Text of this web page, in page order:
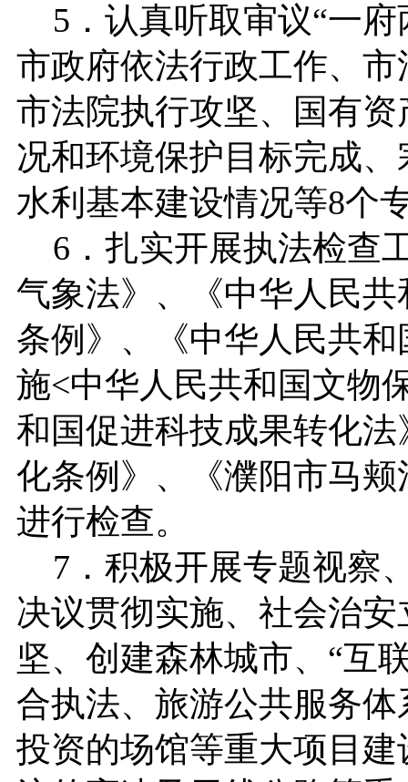
5．认真听取审议“一府
市政府依法行政工作、
市法院执行攻坚、国有
况和环境保护目标完成
水利基本建设情况等8个
6．扎实开展执法检查
气象法》、《中华人民
条例》、《中华人民共
施<中华人民共和国文物
和国促进科技成果转化
化条例》、《濮阳市马
进行检查。
7．积极开展专题视察
决议贯彻实施、社会治
坚、创建森林城市、“互
合执法、旅游公共服务
投资的场馆等重大项目